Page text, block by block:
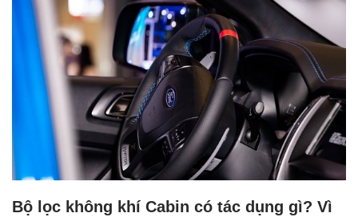
Bộ lọc không khí Cabin có tác dụng gì? Vì